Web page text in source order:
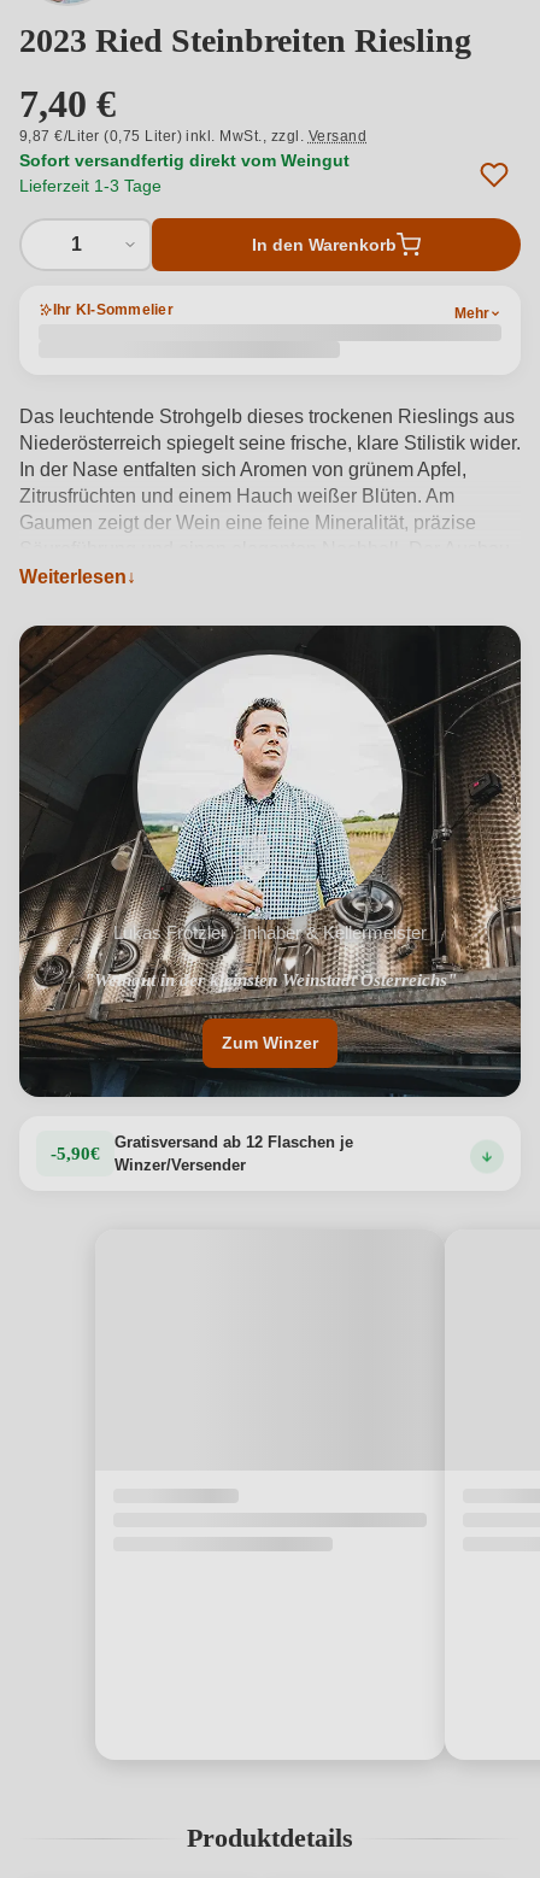
2023 Ried Steinbreiten Riesling
7,40 €
9,87 €/Liter (0,75 Liter) inkl. MwSt., zzgl. Versand
Sofort versandfertig direkt vom Weingut
Lieferzeit 1-3 Tage
1 In den Warenkorb
Ihr KI-Sommelier Mehr
Das leuchtende Strohgelb dieses trockenen Rieslings aus
Niederösterreich spiegelt seine frische, klare Stilistik wider.
In der Nase entfalten sich Aromen von grünem Apfel,
Zitrusfrüchten und einem Hauch weißer Blüten. Am
Gaumen zeigt der Wein eine feine Mineralität, präzise
im Edelstahltank bewahrt die sortentypische Frische und
bei etwa 10-12°C zu genießen. Er harmoniert perfekt mit
Spargel, leicht gewürzten Fischgerichten oder Salaten.
Das Weingut Frotzler aus dem Weinviertel steht seit
Generationen für sorgfältigen Anbau und
qualitätsorientierte Produktion – ein österreichischer
Riesling, der Herkunft und Handwerk authentisch
transportiert.
Produktdetails anzeigen →
Weiterlesen
Lukas Frotzler · Inhaber & Kellermeister
"Weingut in der kleinsten Weinstadt Österreichs"
"Gründung 1872, bereits in 4ter Generation geführt"
Zum Winzer
-5,90€
Gratisversand ab 12 Flaschen je
Winzer/Versender
Produktdetails